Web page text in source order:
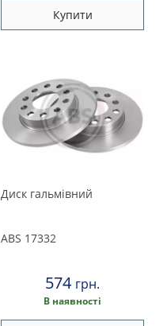
Купити
Диск гальмівний
ABS 17332
574 грн.
В наявності